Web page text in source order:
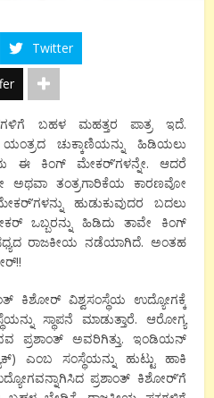
Twitter
ಬಹಳ ಮಹತ್ತರ ಪಾತ್ರ ಇದೆ.
ಚುಕ್ಕಾಣಿಯನ್ನು ಹಿಡಿಯಲು
ಈ ಕಿಂಗ್ ಮೇಕರ್’ಗಳನ್ನೇ. ಆದರೆ
ಅಥವಾ ತಂತ್ರಗಾರಿಕೆಯ ಕಾರಣವೋ
ಹುಡುಕುವುದರ ಬದಲು
ಒಬ್ಬರನ್ನು ಹಿಡಿದು ತಾವೇ ಕಿಂಗ್
ರಾಜಕೀಯ ನಡೆಯಾಗಿದೆ. ಅಂತಹ
ಕಿಶೋರ್ ವಿಶ್ವಸಂಸ್ಥೆಯ ಉದ್ಯೋಗಕ್ಕೆ
ಸ್ಥಾಪನೆ ಮಾಡುತ್ತಾರೆ. ಆರೋಗ್ಯ
ಪ್ರಶಾಂತ್ ಅವರಿಗಿತ್ತು. ಇಂಡಿಯನ್
ಎಂಬ ಸಂಸ್ಥೆಯನ್ನು ಹುಟ್ಟು ಹಾಕಿ
ಪ್ರಶಾಂತ್ ಕಿಶೋರ್’ಗೆ